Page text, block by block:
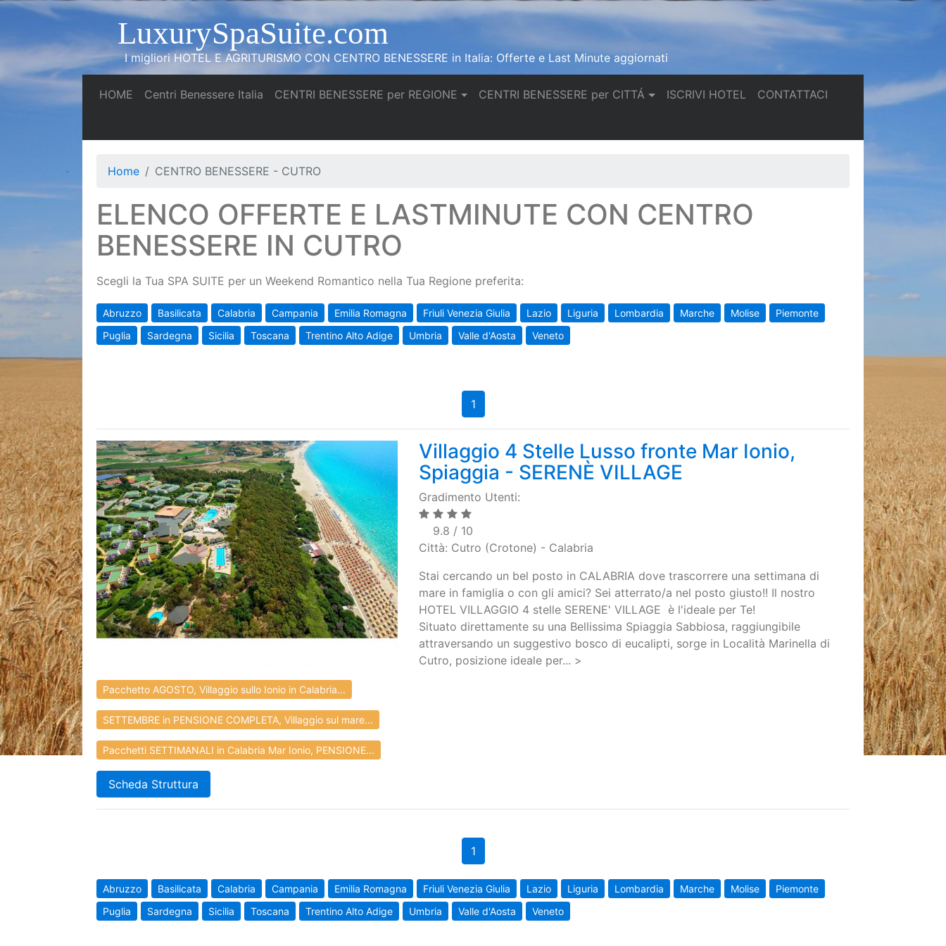
LuxurySpaSuite.com
I migliori HOTEL E AGRITURISMO CON CENTRO BENESSERE in Italia: Offerte e Last Minute aggiornati
HOME (current)
Centri Benessere Italia (current)
CENTRI BENESSERE per REGIONE CENTRI BENESSERE per CITTÁ ISCRIVI HOTEL(current)
CONTATTACI(current)
Home CENTRO BENESSERE - CUTRO
ELENCO OFFERTE E LASTMINUTE CON CENTRO
BENESSERE IN CUTRO
Scegli la Tua SPA SUITE per un Weekend Romantico nella Tua Regione preferita:
Abruzzo Basilicata Calabria Campania Emilia Romagna Friuli Venezia Giulia Lazio Liguria Lombardia Marche Molise
Piemonte
Puglia
Sardegna Sicilia Toscana Trentino Alto Adige Umbria Valle d'Aosta Veneto
1
Villaggio 4 Stelle Lusso fronte Mar Ionio,
Spiaggia - SERENÈ VILLAGE
Gradimento Utenti:
9.8 / 10
Città: Cutro (Crotone) - Calabria
Stai cercando un bel posto in CALABRIA dove trascorrere una settimana di
mare in famiglia o con gli amici? Sei atterrato/a nel posto giusto!! Il nostro
HOTEL VILLAGGIO 4 stelle SERENE' VILLAGE è l'ideale per Te!
Situato direttamente su una Bellissima Spiaggia Sabbiosa, raggiungibile
attraversando un suggestivo bosco di eucalipti, sorge in Località Marinella di
Cutro, posizione ideale per... >
Pacchetto AGOSTO, Villaggio sullo Ionio in Calabria...
SETTEMBRE in PENSIONE COMPLETA, Villaggio sul mare...
Pacchetti SETTIMANALI in Calabria Mar Ionio, PENSIONE...
Scheda Struttura
1
Abruzzo Basilicata Calabria Campania Emilia Romagna Friuli Venezia Giulia Lazio Liguria Lombardia Marche Molise
Piemonte
Puglia
Sardegna Sicilia Toscana Trentino Alto Adige Umbria Valle d'Aosta Veneto